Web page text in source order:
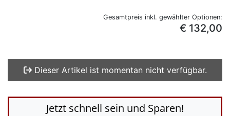
Gesamtpreis inkl. gewählter Optionen:
€ 132,00
Dieser Artikel ist momentan nicht verfügbar.
Jetzt schnell sein und Sparen!